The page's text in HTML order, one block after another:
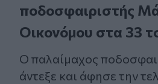
ποδοσφαιριστής
Οικονόμου στα 33
Ο παλαίμαχος
άντεξε και άφησε την